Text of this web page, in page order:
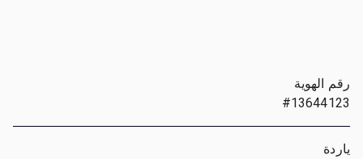
رقم الهوية
#13644123
ياردة